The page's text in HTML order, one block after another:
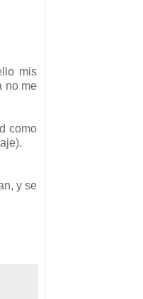
mis
no me
como
y se